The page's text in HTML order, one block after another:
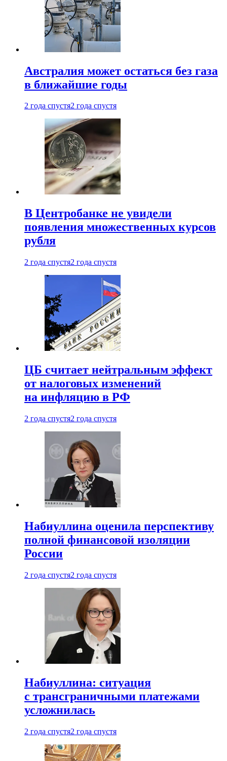
Австралия может остаться без газа
в ближайшие годы
2 года спустя2 года спустя
В Центробанке не увидели
появления множественных курсов
рубля
2 года спустя2 года спустя
ЦБ считает нейтральным эффект
от налоговых изменений
на инфляцию в РФ
2 года спустя2 года спустя
Набиуллина оценила перспективу
полной финансовой изоляции
России
2 года спустя2 года спустя
Набиуллина: ситуация
с трансграничными платежами
усложнилась
2 года спустя2 года спустя